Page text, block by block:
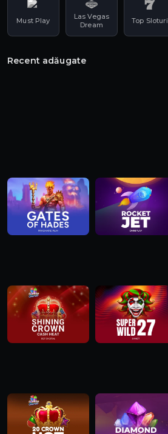
NOU! 555 Rotiri Fără
Depunere
Must Play
Las Vegas
Dream
Top Sloturi
Recent adăugate